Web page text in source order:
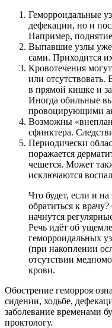
Геморроидальные
дефекации, но и
Например,
Выпавшие узлы
сами. Приходится
Кровотечения
или отсутствовать.
в прямой кишке и
Иногда обильные
провоцирующими
Возможны
сфинктера.
Периодически
поражается
чешется. Может
исключаются
Что будет, если и
обратиться к
начнутся
Речь идёт об
геморроидальных
(при накоплении
отсутствии
крови.
Обострение геморроя
сидении, ходьбе,
заболевание временами
проктологу.